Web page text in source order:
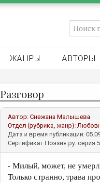
ЖАНРЫ АВТОРЫ
Разговор
Автор: Снежана Малышева
Отдел (рубрика, жанр):
Дата и время публикации:
Сертификат Поэзия.ру: серия
- Милый, может, не
Только странно, трава